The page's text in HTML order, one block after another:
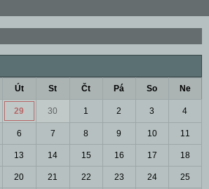
Út St Čt Pá So Ne
29 30 1 2 3 4
6 7 8 9 10 11
13 14 15 16 17 18
20 21 22 23 24 25